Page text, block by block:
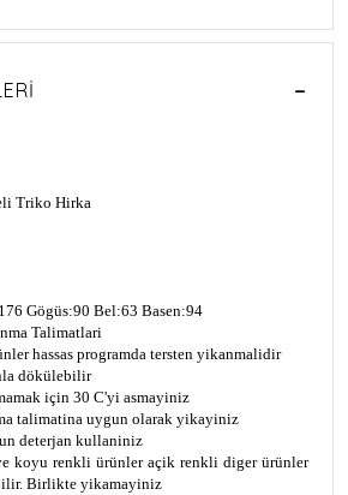
Triko Hirka
Gögüs:90 Bel:63 Basen:94
Talimatlari
hassas programda tersten yikanmalidir
dökülebilir
için 30 C'yi asmayiniz
talimatina uygun olarak yikayiniz
deterjan kullaniniz
koyu renkli ürünler açik renkli diger ürünler
Birlikte yikamayiniz